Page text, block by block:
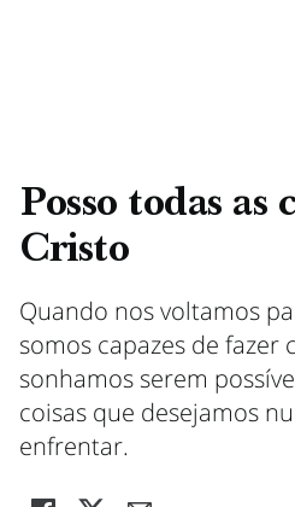
Posso todas as
Cristo
Quando nos voltamos
somos capazes de fazer
sonhamos serem
coisas que desejamos
enfrentar.